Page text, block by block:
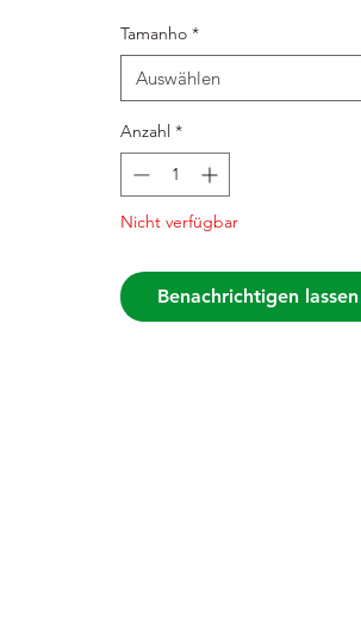
Tamanho *
Auswählen
Anzahl *
Nicht verfügbar
Benachrichtigen lassen